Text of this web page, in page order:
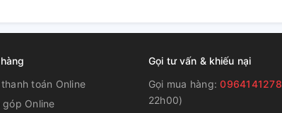
toán Online
Online
Gọi tư vấn & khiếu nại
Gọi mua hàng:0964141278
22h00)